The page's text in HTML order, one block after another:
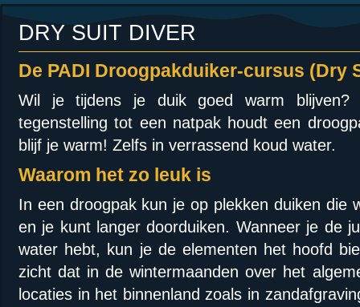
DRY SUIT DIVER
De PADI Droogpakduiker-cursus (Dry
Wil je tijdens je duik goed warm
tegenstelling tot een natpak houdt een
blijf je warm! Zelfs in verrassend koud water.
Waarom het zo leuk is
In een droogpak kun je op plekken duiken die
en je kunt langer doorduiken. Wanneer je de
water hebt, kun je de elementen het hoofd
zicht dat in de wintermaanden over het
locaties in het binnenland zoals in